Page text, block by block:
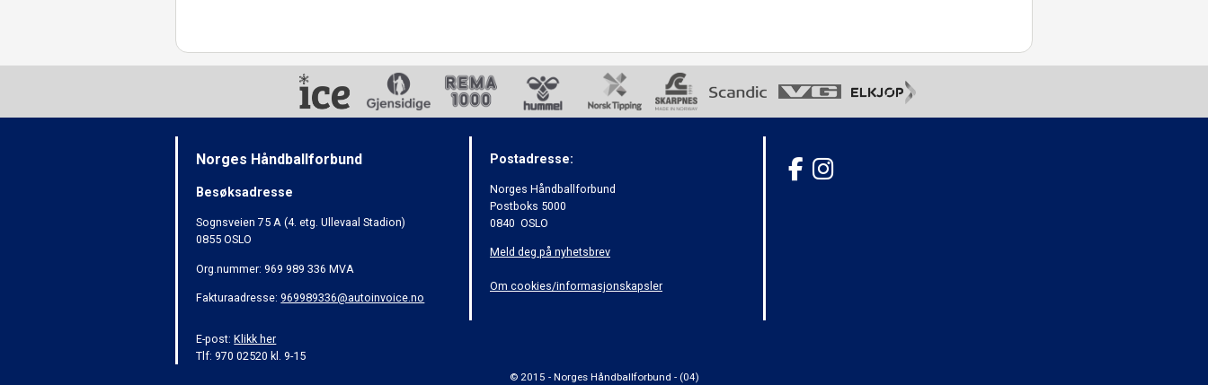
Norges Håndballforbund
Besøksadresse
Sognsveien 75 A (4. etg. Ullevaal Stadion)
0855 OSLO
Org.nummer: 969 989 336 MVA
Fakturaadresse:969989336@autoinvoice.no
E-post:Klikk her
Tlf: 970 02520 kl. 9-15
Postadresse:
Norges Håndballforbund
Postboks 5000
0840 OSLO
Meld deg på nyhetsbrev
Om cookies/informasjonskapsler
© 2015 - Norges Håndballforbund - (04)